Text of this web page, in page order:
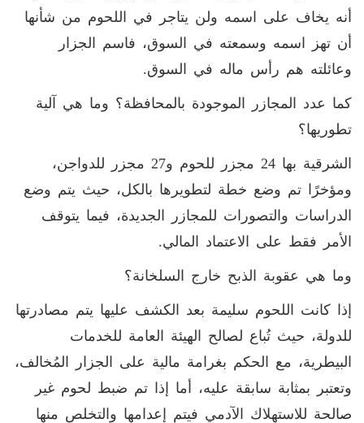
أنه يخاف على اسمه ولن يتاجر في اللحوم من شأنها
أن تهز اسمه وسمعته في السوق، فاسم الجزار
وعائلته هم رأس ماله في السوق.
كما عدد المجازر الموجودة بالمحافظة؟ وما هي آلية
تطوريها؟
الشرقية بها 24 مجزر للحوم و27 مجزر للدواجن،
ومؤخرًا تم وضع خطة لتطويرها بالكل، حيث يتم وضع
الدراسات والتصورات للمجازر الجديدة، فيما يتوقف
الأمر فقط على الاعتماد المالي.
وما هي عقوبة الذبح خارج السلخانة؟
إذا كانت اللحوم سليمة بعد الكشف عليها يتم مصادرتها
للدولة، حيث تُباع لصالح الهيئة العامة للخدمات
البيطرية، مع الحكم بغرامة مالية على الجزار المُخالف،
وتعتبر بمثابة سابقة عليه، أما إذا تم ضبط لحوم غير
صالحة للاستهلاك الآدمي فيتم إعدامها والتخلص منها